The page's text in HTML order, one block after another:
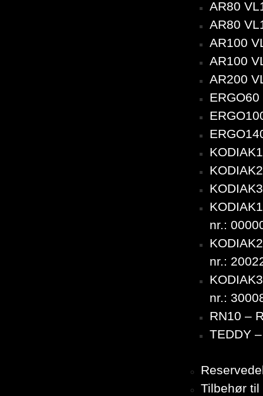
AR80
AR80
AR100
AR100
AR200
nr.:
nr.:
nr.:
RN10 –
TEDDY
Tilbehør